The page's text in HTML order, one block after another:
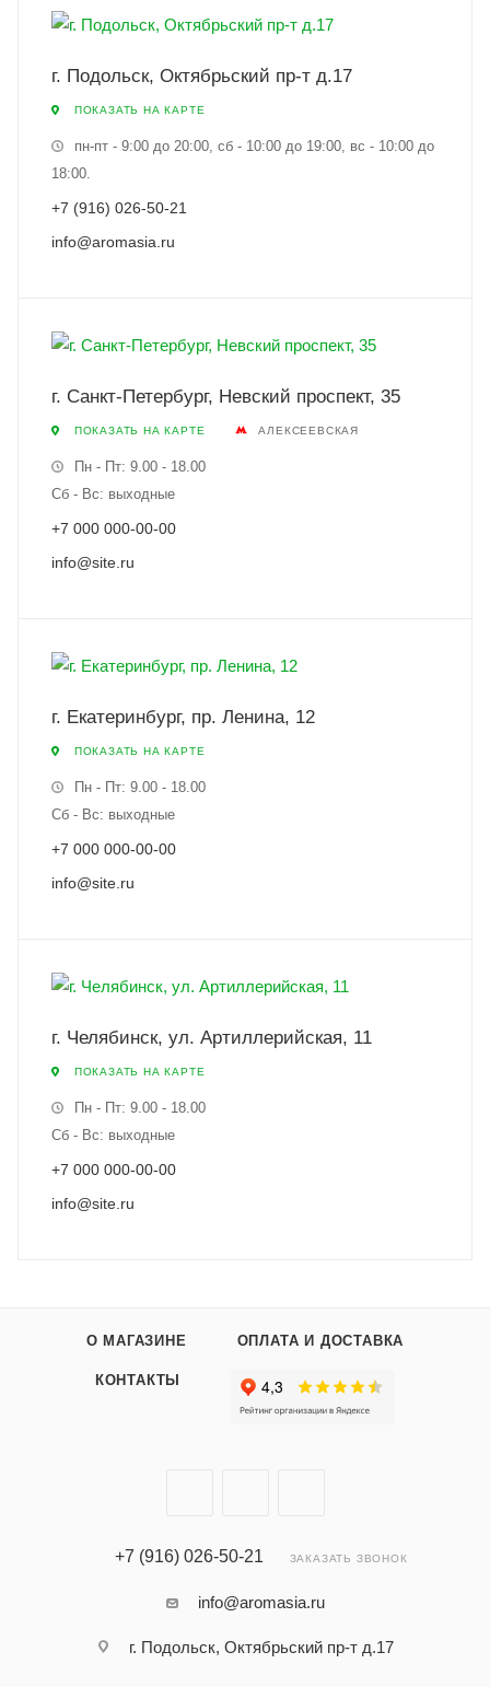
г. Подольск, Октябрьский пр-т д.17
ПОКАЗАТЬ НА КАРТЕ
пн-пт - 9:00 до 20:00, сб - 10:00 до 19:00, вс - 10:00 до
18:00.
+7 (916) 026-50-21
info@aromasia.ru
г. Санкт-Петербург, Невский проспект, 35
ПОКАЗАТЬ НА КАРТЕ АЛЕКСЕЕВСКАЯ
Пн - Пт: 9.00 - 18.00
Сб - Вс: выходные
+7 000 000-00-00
info@site.ru
г. Екатеринбург, пр. Ленина, 12
ПОКАЗАТЬ НА КАРТЕ
Пн - Пт: 9.00 - 18.00
Сб - Вс: выходные
+7 000 000-00-00
info@site.ru
г. Челябинск, ул. Артиллерийская, 11
ПОКАЗАТЬ НА КАРТЕ
Пн - Пт: 9.00 - 18.00
Сб - Вс: выходные
+7 000 000-00-00
info@site.ru
О МАГАЗИНЕ ОПЛАТА И ДОСТАВКА
КОНТАКТЫ
+7 (916) 026-50-21 ЗАКАЗАТЬ ЗВОНОК
info@aromasia.ru
г. Подольск, Октябрьский пр-т д.17